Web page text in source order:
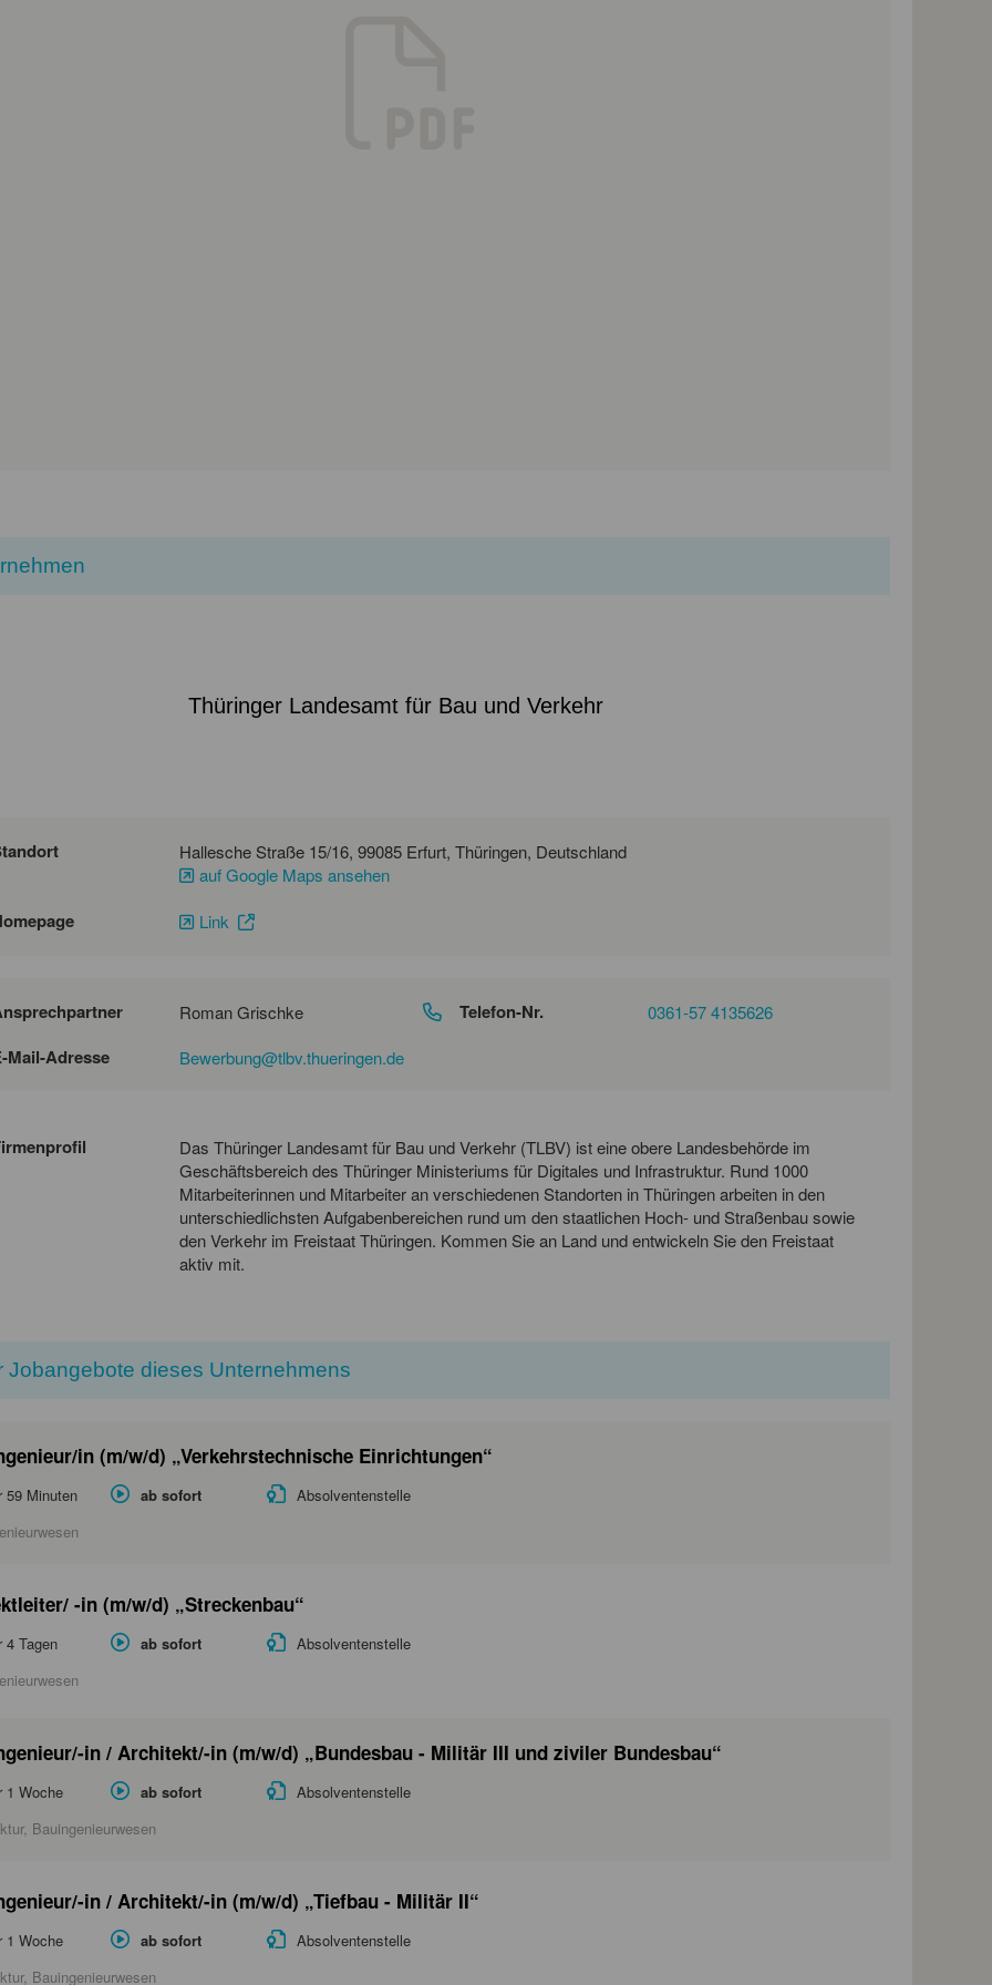
Thüringer Landesamt für Bau und Verkehr
Hallesche Straße 15/16, 99085 Erfurt, Thüringen, Deutschland
auf Google Maps ansehen
Link
Roman Grischke Telefon-Nr. 0361-57 4135626
Mail-Adresse Bewerbung@tlbv.thueringen.de
Das Thüringer Landesamt für Bau und Verkehr (TLBV) ist eine obere Landesbehörde im
Geschäftsbereich des Thüringer Ministeriums für Digitales und Infrastruktur. Rund 1000
Mitarbeiterinnen und Mitarbeiter an verschiedenen Standorten in Thüringen arbeiten in den
unterschiedlichsten Aufgabenbereichen rund um den staatlichen Hoch- und Straßenbau sowie
den Verkehr im Freistaat Thüringen. Kommen Sie an Land und entwickeln Sie den Freistaat
aktiv mit.
Jobangebote dieses Unternehmens
in (m/w/d) „Verkehrstechnische Einrichtungen“
59 Minuten ab sofort
Absolventenstelle
-in (m/w/d) „Streckenbau“
4 Tagen ab sofort
Absolventenstelle
in / Architekt/-in (m/w/d) „Bundesbau - Militär III und ziviler Bundesbau“
1 Woche ab sofort
Absolventenstelle
Bauingenieurwesen
in / Architekt/-in (m/w/d) „Tiefbau - Militär II“
1 Woche ab sofort
Absolventenstelle
Bauingenieurwesen